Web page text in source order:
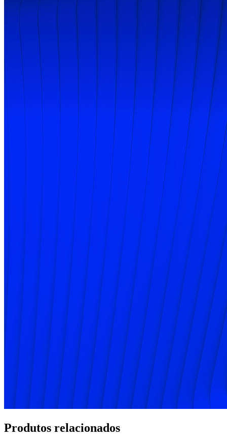
Produtos relacionados